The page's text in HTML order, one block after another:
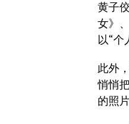
黄子
女》
以“个
此外
悄悄
的照